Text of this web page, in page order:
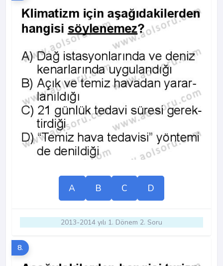
A B C D
2013-2014 yılı 1. Dönem 2. Soru
8.